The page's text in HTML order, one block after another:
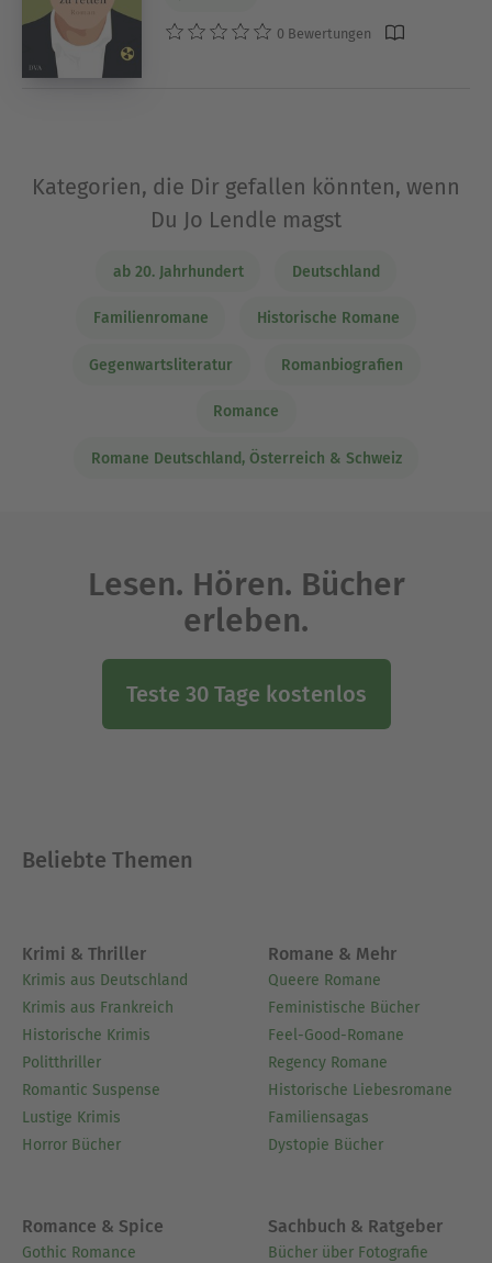
0 Bewertungen
Kategorien, die Dir gefallen könnten, wenn
Du Jo Lendle magst
ab 20. Jahrhundert Deutschland
Familienromane Historische Romane
Gegenwartsliteratur Romanbiografien
Romance
Romane Deutschland, Österreich & Schweiz
Lesen. Hören. Bücher
erleben.
Teste 30 Tage kostenlos
Beliebte Themen
Krimi & Thriller
Krimis aus Deutschland
Krimis aus Frankreich
Historische Krimis
Politthriller
Romantic Suspense
Lustige Krimis
Horror Bücher
Romane & Mehr
Queere Romane
Feministische Bücher
Feel-Good-Romane
Regency Romane
Historische Liebesromane
Familiensagas
Dystopie Bücher
Romance & Spice
Gothic Romance
Sachbuch & Ratgeber
Bücher über Fotografie